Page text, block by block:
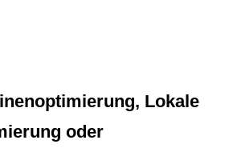
Lokale
oder